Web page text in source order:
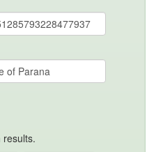
results.